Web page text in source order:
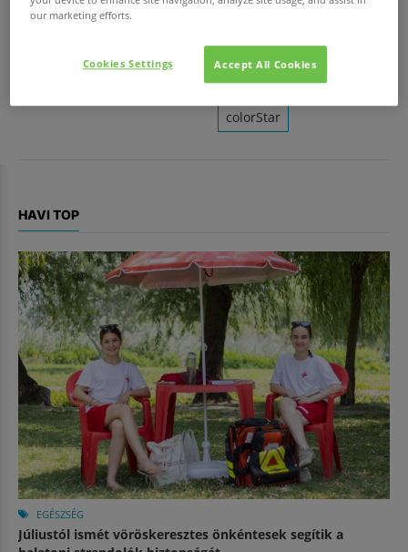
Parno Graszt
colorStar
HAVI TOP
EGÉSZSÉG
Júliustól ismét vöröskeresztes önkéntesek segítik a
our marketing efforts.
Accept All Cookies
Cookies Settings